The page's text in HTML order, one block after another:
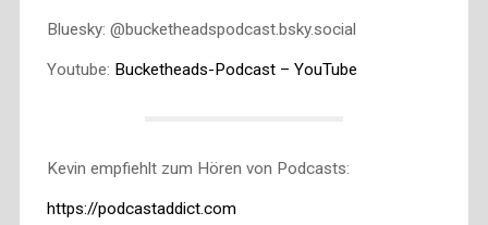
Bluesky: @bucketheadspodcast.bsky.social
Youtube: Bucketheads-Podcast – YouTube
Kevin empfiehlt zum Hören von Podcasts:
https://podcastaddict.com